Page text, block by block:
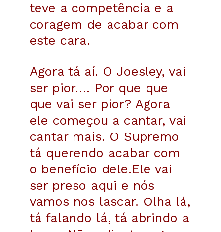
teve a competência e a
coragem de acabar com
este cara.
Agora tá aí. O Joesley, vai
ser pior…. Por que que
que vai ser pior? Agora
ele começou a cantar, vai
cantar mais. O Supremo
tá querendo acabar com
o benefício dele.Ele vai
ser preso aqui e nós
vamos nos lascar. Olha lá,
tá falando lá, tá abrindo a